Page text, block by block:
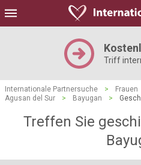
Triff
Internationale Partnersuche > Frauen
Agusan del Sur
> Bayugan >
Treffen Sie